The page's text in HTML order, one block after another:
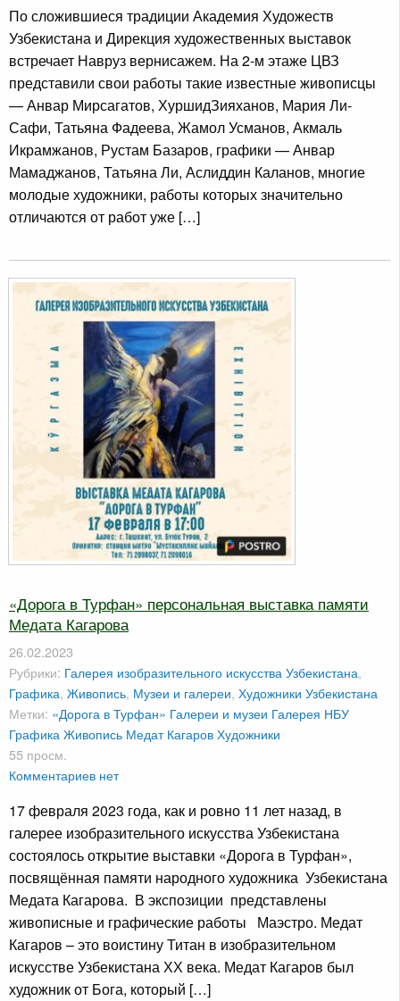
По сложившиеся традиции Академия Художеств
Узбекистана и Дирекция художественных выставок
встречает Навруз вернисажем. На 2-м этаже ЦВЗ
представили свои работы такие известные живописцы
— Анвар Мирсагатов, ХуршидЗияханов, Мария Ли-
Сафи, Татьяна Фадеева, Жамол Усманов, Акмаль
Икрамжанов, Рустам Базаров, графики — Анвар
Мамаджанов, Татьяна Ли, Аслиддин Каланов, многие
молодые художники, работы которых значительно
отличаются от работ уже […]
«Дорога в Турфан» персональная выставка памяти
Медата Кагарова
26.02.2023
Рубрики: Галерея изобразительного искусства Узбекистана,
Графика, Живопись, Музеи и галереи, Художники Узбекистана
Метки: «Дорога в Турфан» Галереи и музеи Галерея НБУ
ГрафикаЖивопись Медат КагаровХудожники
55 просм.
Комментариев нет
17 февраля 2023 года, как и ровно 11 лет назад, в
галерее изобразительного искусства Узбекистана
состоялось открытие выставки «Дорога в Турфан»,
посвящённая памяти народного художника Узбекистана
Медата Кагарова. В экспозиции представлены
живописные и графические работы Маэстро. Медат
Кагаров – это воистину Титан в изобразительном
искусстве Узбекистана ХХ века. Медат Кагаров был
художник от Бога, который […]